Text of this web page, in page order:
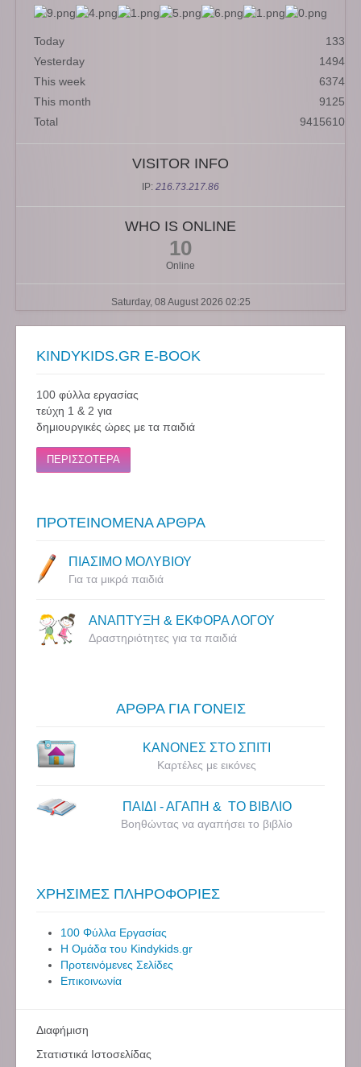
Today
133
Yesterday
1494
This week
6374
This month
9125
Total
9415610
VISITOR INFO
IP: 216.73.217.86
WHO IS ONLINE
10
Online
Saturday, 08 August 2026 02:25
KINDYKIDS.GR E-BOOK
100 φύλλα εργασίας
τεύχη 1 & 2 για
δημιουργικές ώρες με τα παιδιά
ΠΕΡΙΣΣΟΤΕΡΑ
ΠΡΟΤΕΙΝΟΜΕΝΑ ΑΡΘΡΑ
ΠΙΑΣΙΜΟ ΜΟΛΥΒΙΟΥ
Για τα μικρά παιδιά
ΑΝΑΠΤΥΞΗ & ΕΚΦΟΡΑ ΛΟΓΟΥ
Δραστηριότητες για τα παιδιά
ΑΡΘΡΑ ΓΙΑ ΓΟΝΕΙΣ
ΚΑΝΟΝΕΣ ΣΤΟ ΣΠΙΤΙ
Καρτέλες με εικόνες
ΠΑΙΔΙ - ΑΓΑΠΗ & ΤΟ ΒΙΒΛΙΟ
Βοηθώντας να αγαπήσει το βιβλίο
ΧΡΗΣΙΜΕΣ ΠΛΗΡΟΦΟΡΙΕΣ
100 Φύλλα Εργασίας
Η Ομάδα του Kindykids.gr
Προτεινόμενες Σελίδες
Επικοινωνία
Διαφήμιση
Στατιστικά Ιστοσελίδας